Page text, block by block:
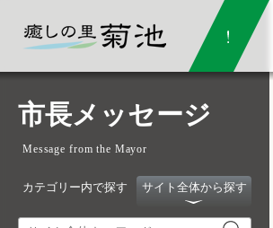
市長メッセージ
Message from the Mayor
カテゴリー内で探す サイト全体から探す